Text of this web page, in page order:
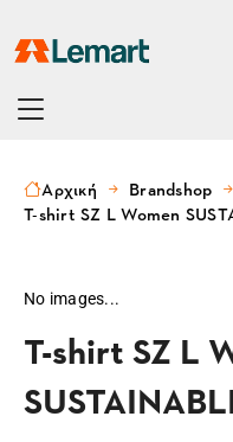
Αρχική Brandshop
T-shirt SZ L Women
No images...
T-shirt SZ L